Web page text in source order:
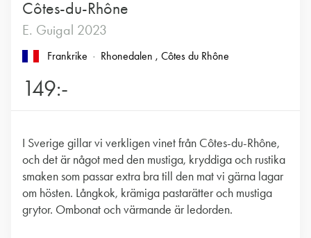
Côtes-du-Rhône
E. Guigal 2023
Frankrike Rhonedalen , Côtes du Rhône
149:-
I Sverige gillar vi verkligen vinet från Côtes-du-Rhône,
och det är något med den mustiga, kryddiga och rustika
smaken som passar extra bra till den mat vi gärna lagar
om hösten. Långkok, krämiga pastarätter och mustiga
grytor. Ombonat och värmande är ledorden.